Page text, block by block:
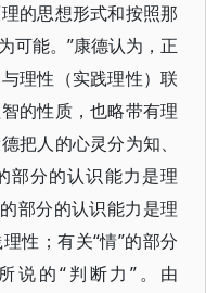
的思想形式和按照那
可能。”康德认为，正
理性（实践理性）联
的性质，也略带有理
把人的心灵分为知、
部分的认识能力是理
部分的认识能力是理
性；有关“情”的部分
说的“判断力”。由